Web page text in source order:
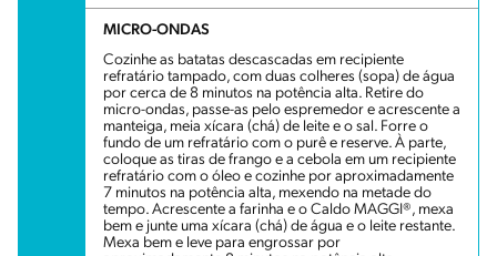
MICRO-ONDAS
Cozinhe as batatas descascadas em recipiente
refratário tampado, com duas colheres (sopa) de água
por cerca de 8 minutos na potência alta. Retire do
micro-ondas, passe-as pelo espremedor e acrescente a
manteiga, meia xícara (chá) de leite e o sal. Forre o
fundo de um refratário com o purê e reserve. À parte,
coloque as tiras de frango e a cebola em um recipiente
refratário com o óleo e cozinhe por aproximadamente
7 minutos na potência alta, mexendo na metade do
tempo. Acrescente a farinha e o Caldo MAGGI®, mexa
bem e junte uma xícara (chá) de água e o leite restante.
Mexa bem e leve para engrossar por